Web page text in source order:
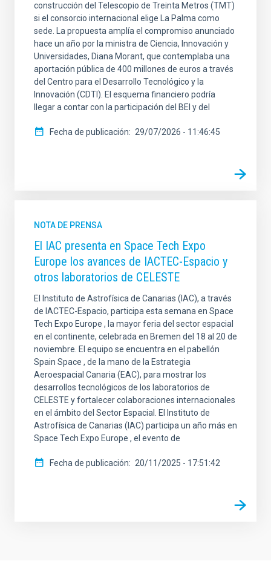
construcción del Telescopio de Treinta Metros (TMT)
si el consorcio internacional elige La Palma como
sede. La propuesta amplía el compromiso anunciado
hace un año por la ministra de Ciencia, Innovación y
Universidades, Diana Morant, que contemplaba una
aportación pública de 400 millones de euros a través
del Centro para el Desarrollo Tecnológico y la
Innovación (CDTI). El esquema financiero podría
llegar a contar con la participación del BEI y del
Fecha de publicación 29/07/2026 - 11:46:45
NOTA DE PRENSA
El IAC presenta en Space Tech Expo
Europe los avances de IACTEC-Espacio y
otros laboratorios de CELESTE
El Instituto de Astrofísica de Canarias (IAC), a través
de IACTEC-Espacio, participa esta semana en Space
Tech Expo Europe , la mayor feria del sector espacial
en el continente, celebrada en Bremen del 18 al 20 de
noviembre. El equipo se encuentra en el pabellón
Spain Space , de la mano de la Estrategia
Aeroespacial Canaria (EAC), para mostrar los
desarrollos tecnológicos de los laboratorios de
CELESTE y fortalecer colaboraciones internacionales
en el ámbito del Sector Espacial. El Instituto de
Astrofísica de Canarias (IAC) participa un año más en
Space Tech Expo Europe , el evento de
Fecha de publicación 20/11/2025 - 17:51:42